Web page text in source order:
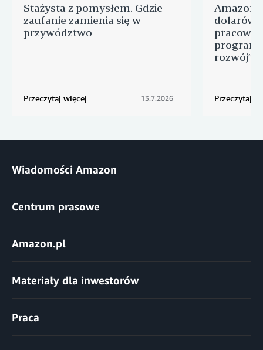
Stażysta z pomysłem. Gdzie
zaufanie zamienia się w
przywództwo
Przeczytaj więcej 13.7.2026
Amazon
dolarów
rozwój”
Przeczytaj
Wiadomości Amazon
Centrum prasowe
Amazon.pl
Materiały dla inwestorów
Praca